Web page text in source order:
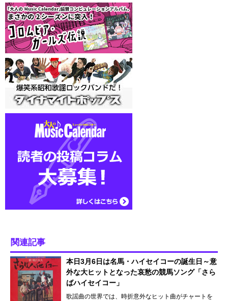
関連記事
本日3月6日は名馬・ハイセイコーの誕生日～意
外な大ヒットとなった哀愁の競馬ソング「さら
ばハイセイコー」
歌謡曲の世界では、時折意外なヒット曲がチャートを